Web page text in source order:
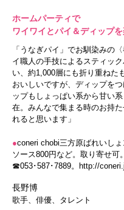
ホームパーティで
ワイワイとパイ＆ディップを
「うなぎパイ」でお馴染みの
イ職人の手技によるスティッ
い、約1,000層にも折り重ねた
おいしいですが、ディップを
ップもしょっぱい系から甘い
在。みんなで集まる時のお持
れると思います」
●coneri chobi三方原ばれいし
ソース800円など。取り寄せ
☎053･587･7889。
http://
長野博
歌手、俳優、タレント